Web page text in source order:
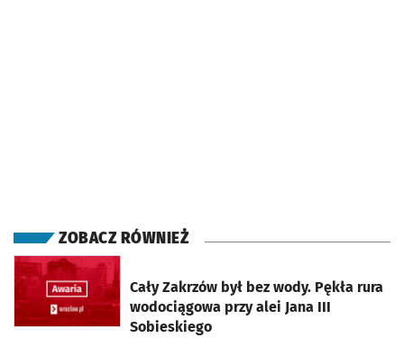
ZOBACZ RÓWNIEŻ
Cały Zakrzów był bez wody. Pękła rura
wodociągowa przy alei Jana III
Sobieskiego
otworzy się w nowej karcie